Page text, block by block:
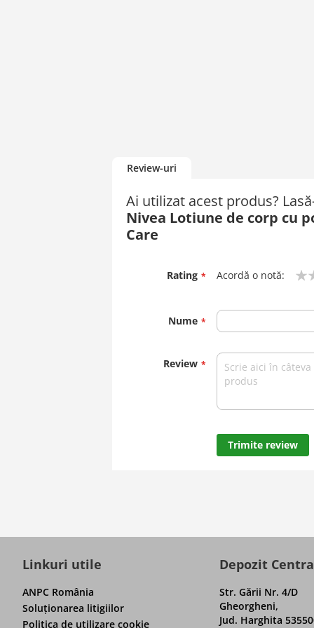
Review-uri
Ai utilizat acest produs?
Nivea Lotiune de corp cu
Care
Rating
Acordă o notă:
Nume
Review
Trimite review
Linkuri utile
ANPC România
Soluţionarea litigiilor
Politica de utilizare cookie
Depozit
Str. Gării Nr. 4/D
Gheorgheni,
Jud. Harghita